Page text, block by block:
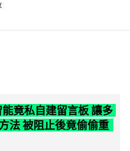
竟私自建留言板 讓多
法 被阻止後竟偷偷重